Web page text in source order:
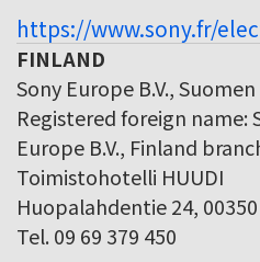
https://www.sony.fr/
FINLAND
Sony Europe B.V.,
Registered foreign name:
Europe B.V., Finland
Toimistohotelli HUUDI
Huopalahdentie 24,
Tel. 09 69 379 450